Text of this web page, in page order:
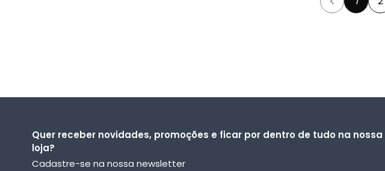
Quer receber novidades, promoções e ficar por dentro de tudo na nossa
loja?
Cadastre-se na nossa newsletter